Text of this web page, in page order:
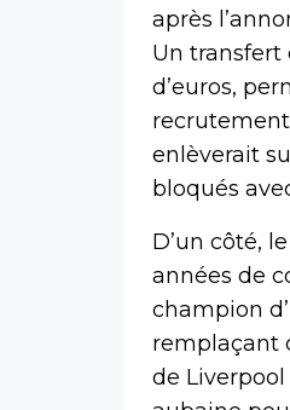
après
Un transfert
d’euros,
enlèverait
bloqués
D’un côté,
années de
champion
remplaçant
de